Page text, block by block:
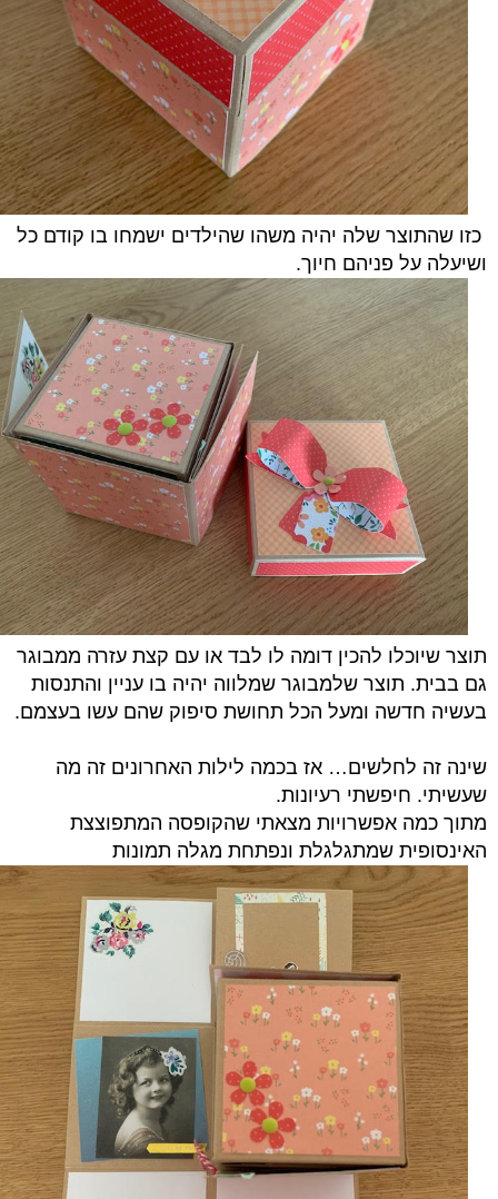
כזו שהתוצר שלה יהיה משהו שהילדים ישמחו בו קודם כל
ושיעלה על פניהם חיוך.
תוצר שיוכלו להכין דומה לו לבד או עם קצת עזרה ממבוגר
גם בבית. תוצר שלמבוגר שמלווה יהיה בו עניין והתנסות
בעשיה חדשה ומעל הכל תחושת סיפוק שהם עשו בעצמם.
שינה זה לחלשים… אז בכמה לילות האחרונים זה מה
שעשיתי. חיפשתי רעיונות.
מתוך כמה אפשרויות מצאתי שהקופסה המתפוצצת
האינסופית שמתגלגלת ונפתחת מגלה תמונות